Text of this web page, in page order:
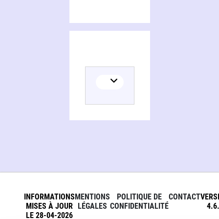
INFORMATIONS
MISES À JOUR
LE 28-04-2026
MENTIONS
LÉGALES
POLITIQUE DE
CONFIDENTIALITÉ
CONTACT